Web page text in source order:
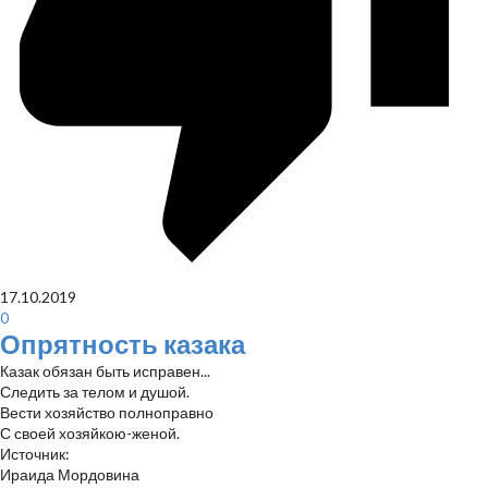
17.10.2019
0
Опрятность казака
Казак обязан быть исправен...
Следить за телом и душой.
Вести хозяйство полноправно
С своей хозяйкою-женой.
Источник:
Ираида Мордовина